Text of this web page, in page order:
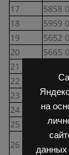
на
данных
17
5858
18
5959
19
5652
20
5665
21
22
5665
23
ГПЗ
24
5665
25
5665
26